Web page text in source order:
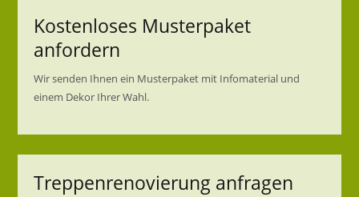
Kostenloses Musterpaket
anfordern
Wir senden Ihnen ein Musterpaket mit Infomaterial und
einem Dekor Ihrer Wahl.
Treppenrenovierung anfragen